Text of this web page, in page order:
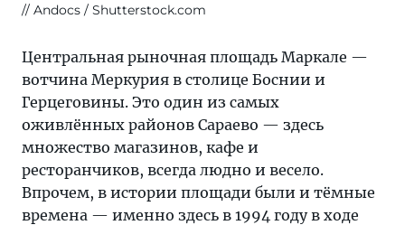
Andocs / Shutterstock.com
Центральная рыночная площадь Маркале —
вотчина Меркурия в столице Боснии и
Герцеговины. Это один из самых
оживлённых районов Сараево — здесь
множество магазинов, кафе и
ресторанчиков, всегда людно и весело.
Впрочем, в истории площади были и тёмные
времена — именно здесь в 1994 году в ходе